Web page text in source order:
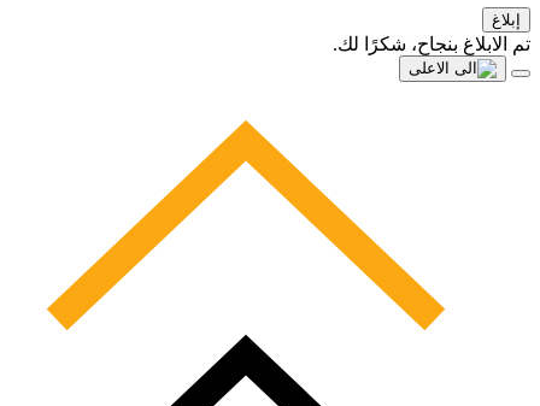
إبلاغ
تم الابلاغ بنجاح، شكرًا لك.